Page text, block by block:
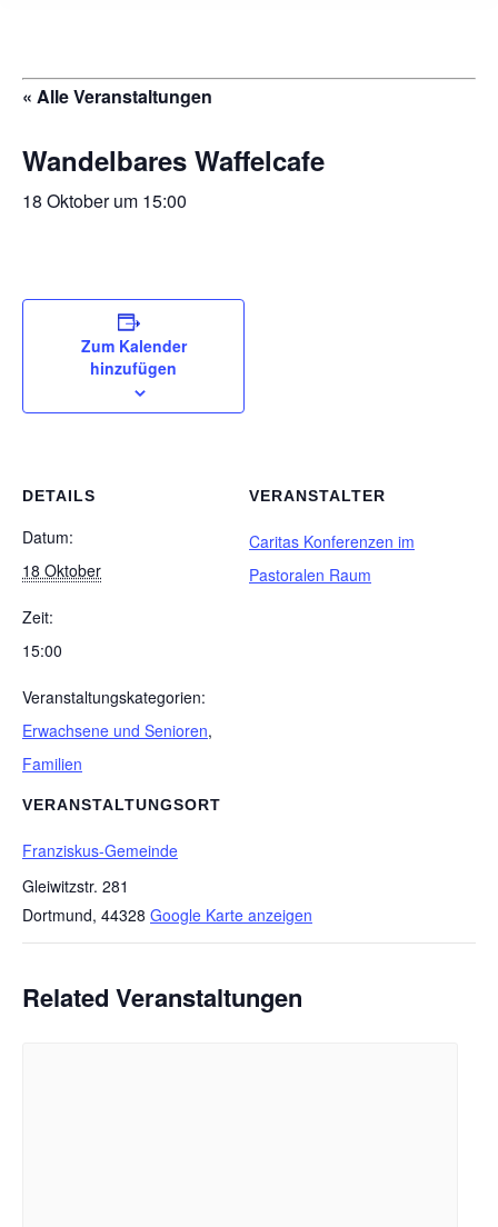
« Alle Veranstaltungen
Wandelbares Waffelcafe
18 Oktober um 15:00
Zum Kalender
hinzufügen
DETAILS
Datum:
18 Oktober
Zeit:
15:00
Veranstaltungskategorien:
Erwachsene und Senioren,
Familien
VERANSTALTUNGSORT
Franziskus-Gemeinde
Gleiwitzstr. 281
Dortmund, 44328 Google Karte anzeigen
VERANSTALTER
Caritas Konferenzen im
Pastoralen Raum
Related Veranstaltungen